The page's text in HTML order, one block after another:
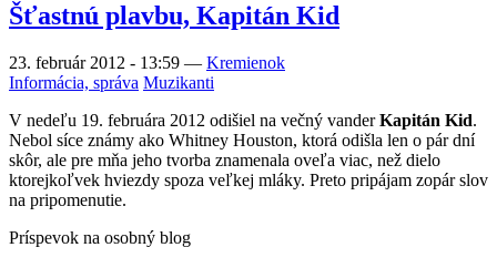
Šťastnú plavbu, Kapitán Kid
23. február 2012 - 13:59 — Kremienok
Informácia, správa Muzikanti
V nedeľu 19. februára 2012 odišiel na večný vanderKapitán Kid.
Nebol síce známy ako Whitney Houston, ktorá odišla len o pár dní
skôr, ale pre mňa jeho tvorba znamenala oveľa viac, než dielo
ktorejkoľvek hviezdy spoza veľkej mláky. Preto pripájam zopár slov
na pripomenutie.
Príspevok na osobný blog